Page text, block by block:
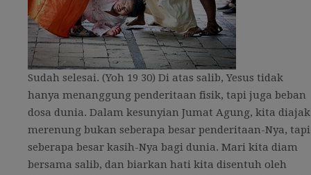
Sudah selesai. (Yoh 19 30) Di atas salib, Yesus tidak
hanya menanggung penderitaan fisik, tapi juga beban
dosa dunia. Dalam kesunyian Jumat Agung, kita diajak
merenung bukan seberapa besar penderitaan-Nya, tapi
seberapa besar kasih-Nya bagi dunia. Mari kita diam
bersama salib, dan biarkan hati kita disentuh oleh